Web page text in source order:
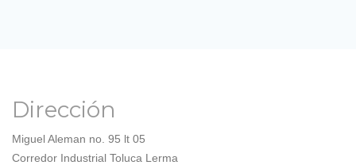
Dirección
Miguel Aleman no. 95 lt 05
Corredor Industrial Toluca Lerma